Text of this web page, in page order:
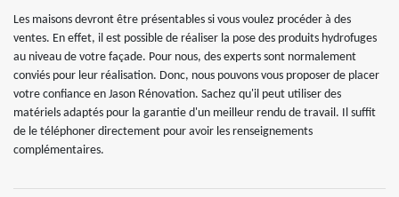
Les maisons devront être présentables si vous voulez procéder à des
ventes. En effet, il est possible de réaliser la pose des produits hydrofuges
au niveau de votre façade. Pour nous, des experts sont normalement
conviés pour leur réalisation. Donc, nous pouvons vous proposer de placer
votre confiance en Jason Rénovation. Sachez qu'il peut utiliser des
matériels adaptés pour la garantie d'un meilleur rendu de travail. Il suffit
de le téléphoner directement pour avoir les renseignements
complémentaires.